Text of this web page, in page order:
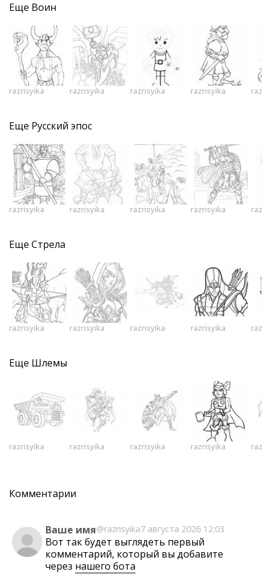
Еще Воин
razrisyika razrisyika razrisyika razrisyika
Еще Русский эпос
razrisyika razrisyika razrisyika razrisyika
Еще Стрела
razrisyika razrisyika razrisyika razrisyika
Еще Шлемы
razrisyika razrisyika razrisyika razrisyika
Комментарии
Ваше имя@razrisyika7 августа 2026 12:03
Вот так будет выглядеть первый
комментарий, который вы добавите
через нашего бота